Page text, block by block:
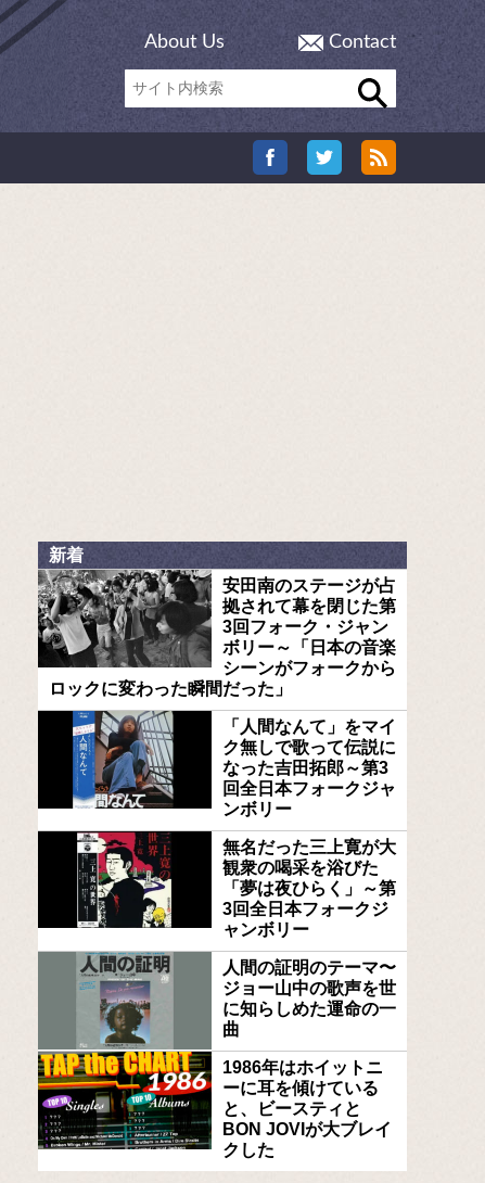
About Us Contact
新着
安田南のステージが占
拠されて幕を閉じた第
3回フォーク・ジャン
ボリー～「日本の音楽
シーンがフォークから
ロックに変わった瞬間だった」
「人間なんて」をマイ
ク無しで歌って伝説に
なった吉田拓郎～第3
回全日本フォークジャ
ンボリー
無名だった三上寛が大
観衆の喝采を浴びた
「夢は夜ひらく」～第
3回全日本フォークジ
ャンボリー
人間の証明のテーマ〜
ジョー山中の歌声を世
に知らしめた運命の一
曲
1986年はホイットニ
ーに耳を傾けている
と、ビースティと
BON JOVIが大ブレイ
クした